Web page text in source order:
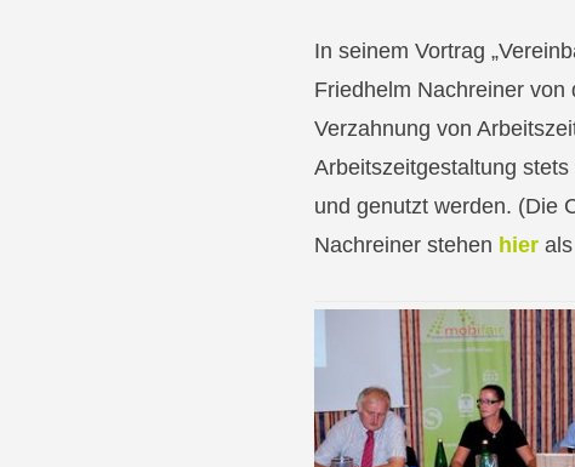
In seinem Vortrag
Friedhelm Nachreiner
Verzahnung von
Arbeitszeitgestaltung
und genutzt werden. (Die
Nachreiner stehen hier